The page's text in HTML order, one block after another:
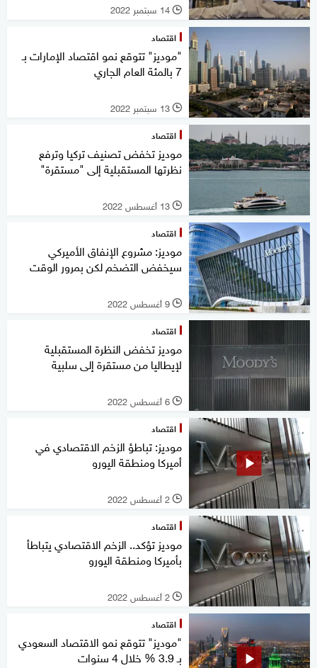
l 14 سبتمبر 2022
اقتصاد
"موديز" تتوقع نمو اقتصاد الإمارات بـ
7 بالمئة العام الجاري
l 13 سبتمبر 2022
اقتصاد
موديز تخفض تصنيف تركيا وترفع
نظرتها المستقبلية إلى "مستقرة"
l 13 أغسطس 2022
اقتصاد
موديز: مشروع الإنفاق الأميركي
سيخفض التضخم لكن بمرور الوقت
l 9 أغسطس 2022
اقتصاد
موديز تخفض النظرة المستقبلية
لإيطاليا من مستقرة إلى سلبية
l 6 أغسطس 2022
اقتصاد
موديز: تباطؤ الزخم الاقتصادي في
أميركا ومنطقة اليورو
l 2 أغسطس 2022
اقتصاد
موديز تؤكد.. الزخم الاقتصادي يتباطأ
بأميركا ومنطقة اليورو
l 2 أغسطس 2022
اقتصاد
"موديز" تتوقع نمو الاقتصاد السعودي
بـ 3.9 % خلال 4 سنوات